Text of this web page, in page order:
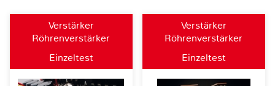
Verstärker
Röhrenverstärker
Einzeltest
Verstärker
Röhrenverstärker
Einzeltest